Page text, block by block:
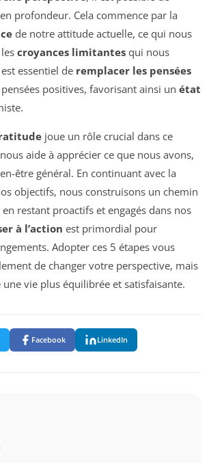
profondeur. Cela commence par la
de notre attitude actuelle, ce qui nous
croyances limitantes qui nous
essentiel de remplacer les pensées
positives, favorisant ainsi un état
joue un rôle crucial dans ce
aide à apprécier ce que nous avons,
être général. En continuant avec la
objectifs, nous construisons un chemin
restant proactifs et engagés dans nos
à l’action est primordial pour
Adopter ces 5 étapes vous
de changer votre perspective, mais
vie plus équilibrée et satisfaisante.
Facebook LinkedIn